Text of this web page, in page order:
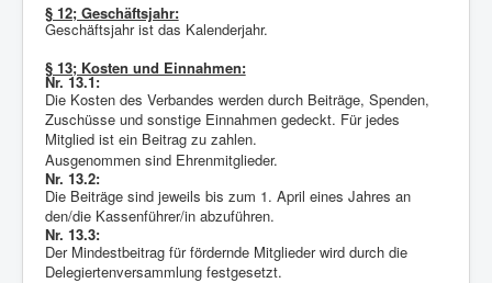
§ 12; Geschäftsjahr:
Geschäftsjahr ist das Kalenderjahr.
§ 13; Kosten und Einnahmen:
Nr. 13.1:
Die Kosten des Verbandes werden durch Beiträge, Spenden,
Zuschüsse und sonstige Einnahmen gedeckt. Für jedes
Mitglied ist ein Beitrag zu zahlen.
Ausgenommen sind Ehrenmitglieder.
Nr. 13.2:
Die Beiträge sind jeweils bis zum 1. April eines Jahres an
den/die Kassenführer/in abzuführen.
Nr. 13.3:
Der Mindestbeitrag für fördernde Mitglieder wird durch die
Delegiertenversammlung festgesetzt.